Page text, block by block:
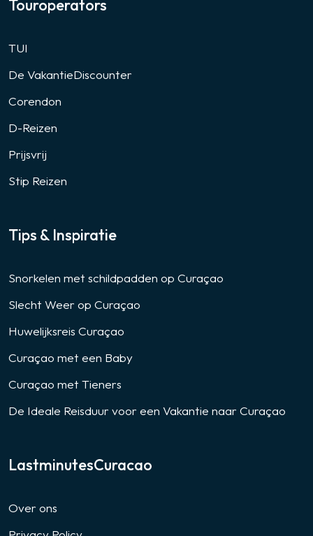
Touroperators
TUI
De VakantieDiscounter
Corendon
D-Reizen
Prijsvrij
Stip Reizen
Tips & Inspiratie
Snorkelen met schildpadden op Curaçao
Slecht Weer op Curaçao
Huwelijksreis Curaçao
Curaçao met een Baby
Curaçao met Tieners
De Ideale Reisduur voor een Vakantie naar Curaçao
LastminutesCuracao
Over ons